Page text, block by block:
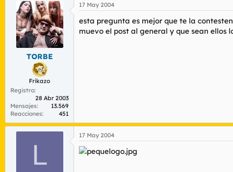
TORBE
Frikazo
Registro
28 Abr 2003
Mensajes
13.569
Reacciones
451
17 May 2004
esta pregunta es mejor que te la
muevo el post al general y que sean ellos
L
17 May 2004